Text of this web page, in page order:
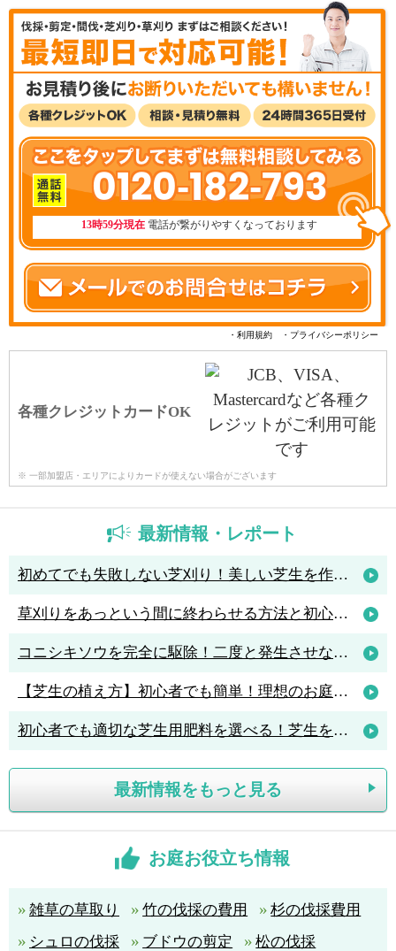
0120-182-793
13時59分現在 電話が繋がりやすくなっております
・利用規約 ・プライバシーポリシー
各種クレジットカードOK
※ 一部加盟店・エリアによりカードが使えない場合がございます
最新情報・レポート
初めてでも失敗しない芝刈り！美しい芝生を作るためのコツと人気の芝刈り機4選
草刈りをあっという間に終わらせる方法と初心者におすすめの草刈機3選
コニシキソウを完全に駆除！二度と発生させないポイントは「アリ駆除」
【芝生の植え方】初心者でも簡単！理想のお庭を作る植え方のポイント解説
初心者でも適切な芝生用肥料を選べる！芝生を元気に育てる肥料の知識
最新情報をもっと見る
お庭お役立ち情報
雑草の草取り 竹の伐採の費用
杉の伐採費用
シュロの伐採
ブドウの剪定
松の伐採